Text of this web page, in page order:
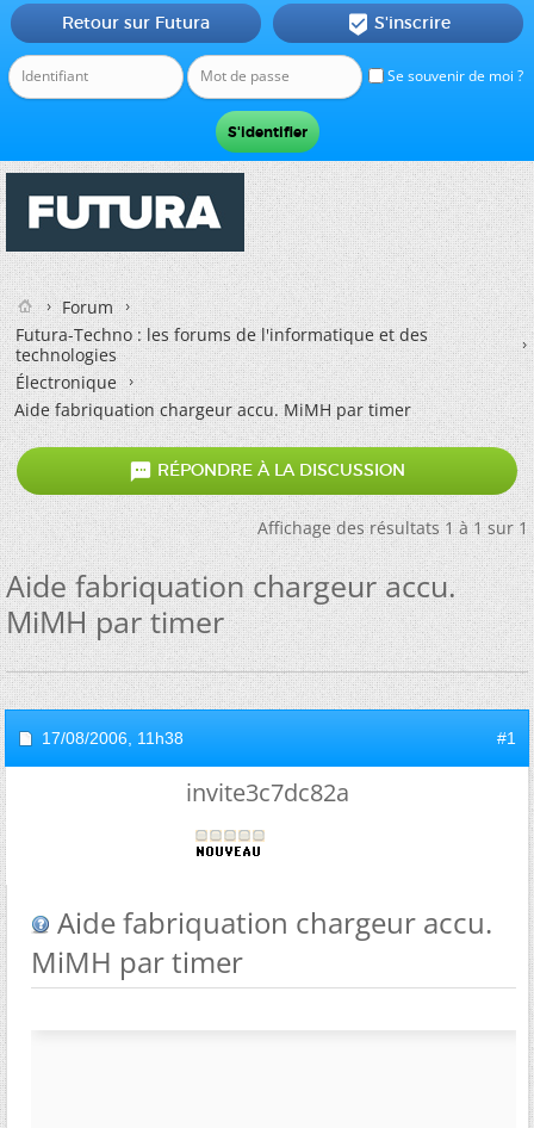
Se souvenir de moi ?
Retour sur Futura  S'inscrire
Forum
Futura-Techno : les forums de l'informatique et des
technologies
Électronique
Aide fabriquation chargeur accu. MiMH par timer
 RÉPONDRE À LA DISCUSSION
Affichage des résultats 1 à 1 sur 1
Aide fabriquation chargeur accu.
MiMH par timer
17/08/2006, 11h38 #1
invite3c7dc82a
Aide fabriquation chargeur accu.
MiMH par timer